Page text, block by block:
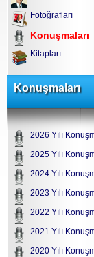
Fotoğrafları
Konuşmaları
Kitapları
Konuşmaları
2026 Yılı
2025 Yılı
2024 Yılı
2023 Yılı
2022 Yılı
2021 Yılı
2020 Yılı